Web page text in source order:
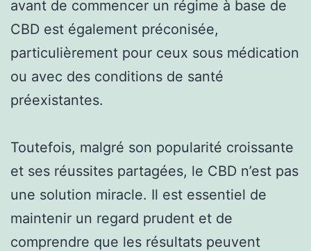
avant de commencer un régime à base de
CBD est également préconisée,
particulièrement pour ceux sous médication
ou avec des conditions de santé
préexistantes.
Toutefois, malgré son popularité croissante
et ses réussites partagées, le CBD n’est pas
une solution miracle. Il est essentiel de
maintenir un regard prudent et de
comprendre que les résultats peuvent